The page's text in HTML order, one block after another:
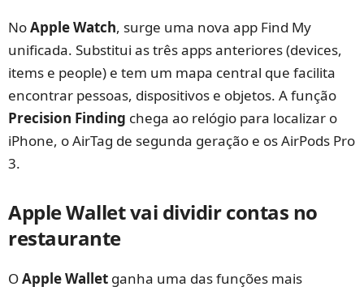
NoApple Watch, surge uma nova app Find My
unificada. Substitui as três apps anteriores (devices,
items e people) e tem um mapa central que facilita
encontrar pessoas, dispositivos e objetos. A função
Precision Finding chega ao relógio para localizar o
iPhone, o AirTag de segunda geração e os AirPods Pro
3.
Apple Wallet vai dividir contas no
restaurante
OApple Wallet ganha uma das funções mais